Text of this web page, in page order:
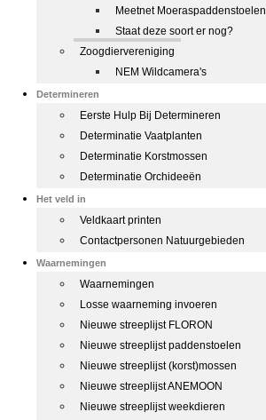
Meetnet Moeraspaddenstoelen
Staat deze soort er nog?
Zoogdiervereniging
NEM Wildcamera's
Determineren
Eerste Hulp Bij Determineren
Determinatie Vaatplanten
Determinatie Korstmossen
Determinatie Orchideeën
Het veld in
Veldkaart printen
Contactpersonen Natuurgebieden
Waarnemingen
Waarnemingen
Losse waarneming invoeren
Nieuwe streeplijst FLORON
Nieuwe streeplijst paddenstoelen
Nieuwe streeplijst (korst)mossen
Nieuwe streeplijst ANEMOON
Nieuwe streeplijst weekdieren